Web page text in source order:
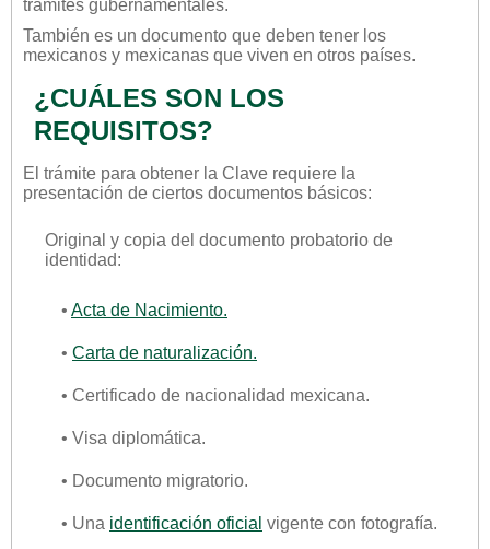
trámites gubernamentales.
También es un documento que deben tener los
mexicanos y mexicanas que viven en otros países.
¿CUÁLES SON LOS
REQUISITOS?
El trámite para obtener la Clave requiere la
presentación de ciertos documentos básicos:
Original y copia del documento probatorio de
identidad:
• Acta de Nacimiento.
• Carta de naturalización.
• Certificado de nacionalidad mexicana.
• Visa diplomática.
• Documento migratorio.
• Una identificación oficial vigente con fotografía.